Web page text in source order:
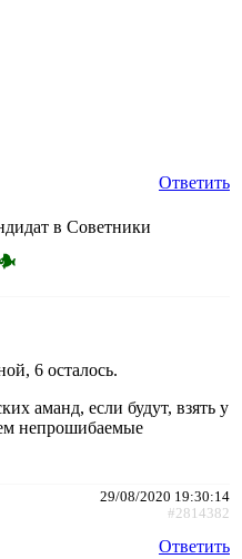
Ответить
в Советники
6 осталось.
аманд, если будут, взять у
непрошибаемые
29/08/2020 19:30:14
#2814382
Ответить